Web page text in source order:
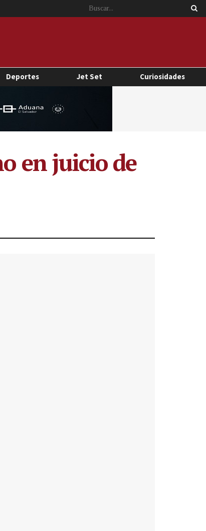
Deportes Jet Set Curiosidades
en juicio de